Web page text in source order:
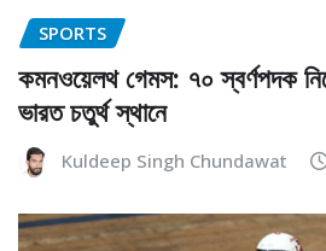
SPORTS
কমনওয়েলথ গেমস: ৭০ স্বর্ণপদক
ভারত চতুর্থ স্থানে
Kuldeep Singh Chundawat